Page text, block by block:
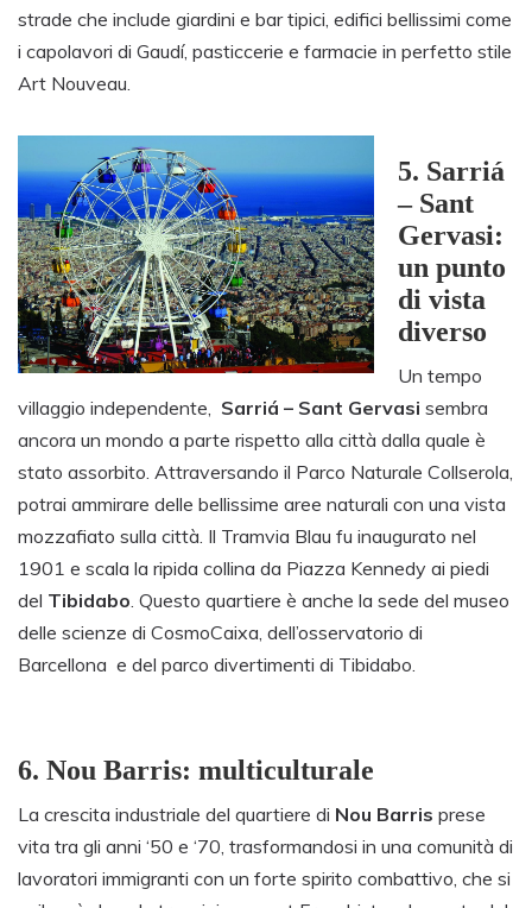
strade che include giardini e bar tipici, edifici bellissimi come
i capolavori di Gaudí, pasticcerie e farmacie in perfetto stile
Art Nouveau.
5. Sarriá
– Sant
Gervasi:
un punto
di vista
diverso
Un tempo
villaggio independente, Sarriá – Sant Gervasi sembra
ancora un mondo a parte rispetto alla città dalla quale è
stato assorbito. Attraversando il Parco Naturale Collserola,
potrai ammirare delle bellissime aree naturali con una vista
mozzafiato sulla città. Il Tramvia Blau fu inaugurato nel
1901 e scala la ripida collina da Piazza Kennedy ai piedi
del Tibidabo . Questo quartiere è anche la sede del museo
delle scienze di CosmoCaixa, dell’osservatorio di
Barcellona e del parco divertimenti di Tibidabo.
6. Nou Barris: multiculturale
La crescita industriale del quartiere di Nou Barris prese
vita tra gli anni ‘50 e ‘70, trasformandosi in una comunità di
lavoratori immigranti con un forte spirito combattivo, che si